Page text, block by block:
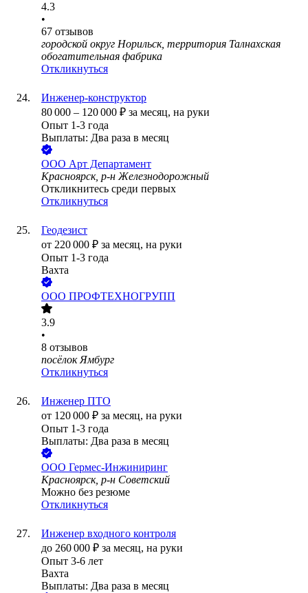
4.3
•
67 отзывов
городской округ Норильск, территория Талнахская
обогатительная фабрика
Откликнуться
Инженер-конструктор
80 000 – 120 000 ₽ за месяц, на руки
Опыт 1-3 года
Выплаты: Два раза в месяц
ООО Арт Департамент
Красноярск, р-н Железнодорожный
Откликнитесь среди первых
Откликнуться
Геодезист
от 220 000 ₽ за месяц, на руки
Опыт 1-3 года
Вахта
ООО ПРОФТЕХНОГРУПП
3.9
•
8 отзывов
посёлок Ямбург
Откликнуться
Инженер ПТО
от 120 000 ₽ за месяц, на руки
Опыт 1-3 года
Выплаты: Два раза в месяц
ООО Гермес-Инжиниринг
Красноярск, р-н Советский
Можно без резюме
Откликнуться
Инженер входного контроля
до 260 000 ₽ за месяц, на руки
Опыт 3-6 лет
Вахта
Выплаты: Два раза в месяц